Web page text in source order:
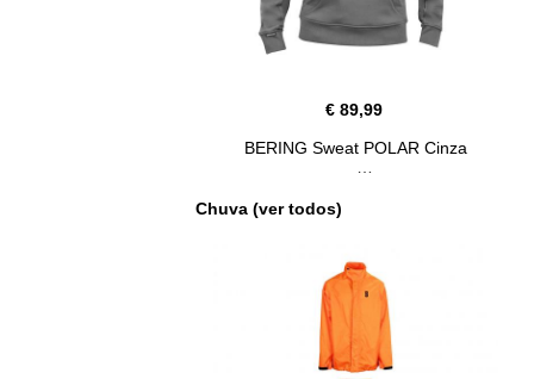
€ 89,99
BERING Sweat POLAR Cinza
Chuva (ver todos)